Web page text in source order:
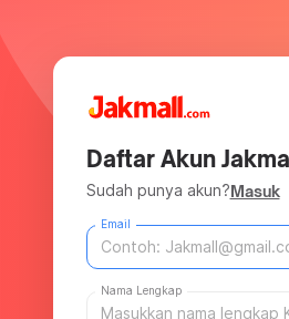
Daftar Akun
Sudah punya akun?Masuk
Email
Nama Lengkap